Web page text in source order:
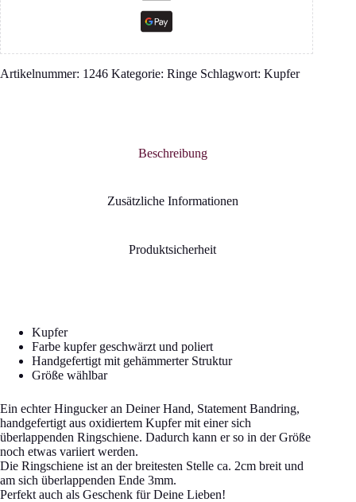
Artikelnummer: 1246 Kategorie: Ringe Schlagwort: Kupfer
Beschreibung
Zusätzliche Informationen
Produktsicherheit
Kupfer
Farbe kupfer geschwärzt und poliert
Handgefertigt mit gehämmerter Struktur
Größe wählbar
Ein echter Hingucker an Deiner Hand, Statement Bandring,
handgefertigt aus oxidiertem Kupfer mit einer sich
überlappenden Ringschiene. Dadurch kann er so in der Größe
noch etwas variiert werden.
Die Ringschiene ist an der breitesten Stelle ca. 2cm breit und
am sich überlappenden Ende 3mm.
Perfekt auch als Geschenk für Deine Lieben!